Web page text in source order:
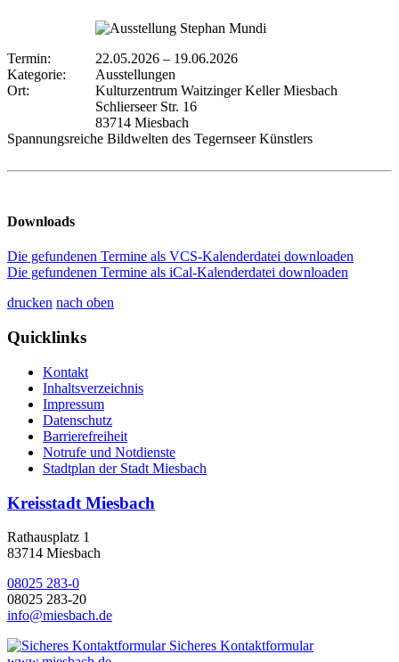
Termin: 22.05.2026 – 19.06.2026
Kategorie:
Ausstellungen
Ort:
Kulturzentrum Waitzinger Keller Miesbach
Schlierseer Str. 16
83714 Miesbach
Spannungsreiche Bildwelten des Tegernseer Künstlers
Downloads
Die gefundenen Termine als VCS-Kalenderdatei downloaden
Die gefundenen Termine als iCal-Kalenderdatei downloaden
drucken nach oben
Quicklinks
Kontakt
Inhaltsverzeichnis
Impressum
Datenschutz
Barrierefreiheit
Notrufe und Notdienste
Stadtplan der Stadt Miesbach
Kreisstadt Miesbach
Rathausplatz 1
83714 Miesbach
08025 283-0
08025 283-20
info@miesbach.de
Sicheres Kontaktformular